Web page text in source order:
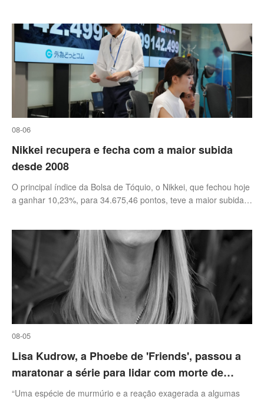
08-06
Nikkei recupera e fecha com a maior subida
desde 2008
O principal índice da Bolsa de Tóquio, o Nikkei, que fechou hoje
a ganhar 10,23%, para 34.675,46 pontos, teve a maior subida
08-05
Lisa Kudrow, a Phoebe de 'Friends', passou a
maratonar a série para lidar com morte de
Matthew Perry: 'Tem sido útil'
“Uma espécie de murmúrio e a reação exagerada a algumas